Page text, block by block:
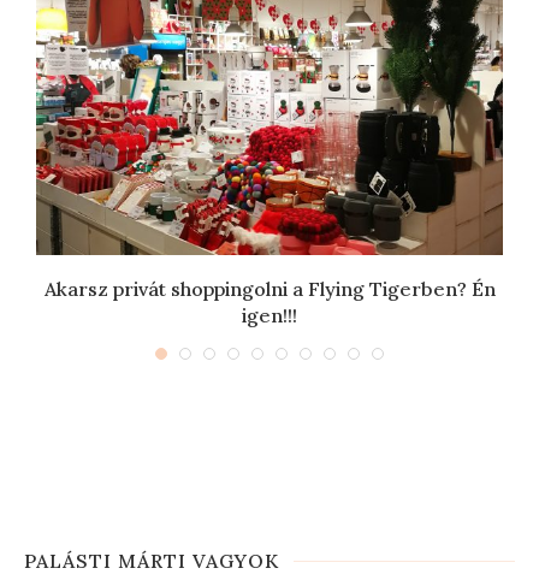
Akarsz privát shoppingolni a Flying Tigerben? Én
igen!!!
PALÁSTI MÁRTI VAGYOK